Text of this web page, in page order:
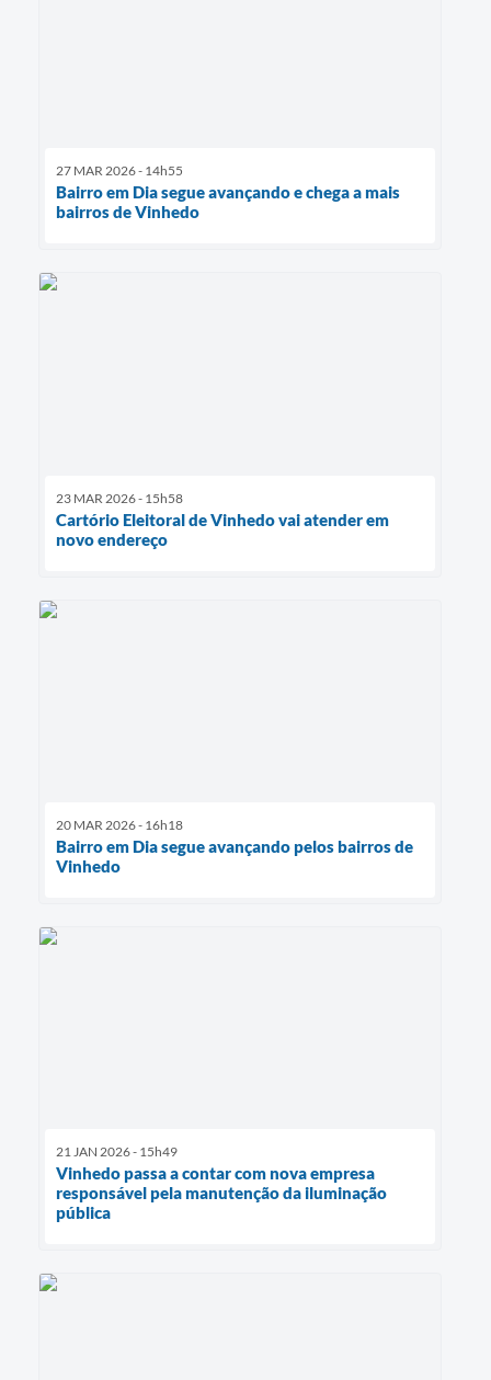
27 MAR 2026 - 14h55
Bairro em Dia segue avançando e chega a mais
bairros de Vinhedo
23 MAR 2026 - 15h58
Cartório Eleitoral de Vinhedo vai atender em
novo endereço
20 MAR 2026 - 16h18
Bairro em Dia segue avançando pelos bairros de
Vinhedo
21 JAN 2026 - 15h49
Vinhedo passa a contar com nova empresa
responsável pela manutenção da iluminação
pública